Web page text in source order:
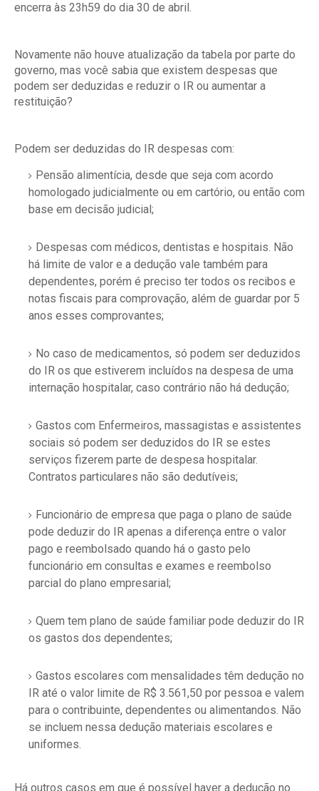
encerra às 23h59 do dia 30 de abril.
Novamente não houve atualização da tabela por parte do
governo, mas você sabia que existem despesas que
podem ser deduzidas e reduzir o IR ou aumentar a
restituição?
Podem ser deduzidas do IR despesas com:
Pensão alimentícia, desde que seja com acordo
homologado judicialmente ou em cartório, ou então com
base em decisão judicial;
Despesas com médicos, dentistas e hospitais. Não
há limite de valor e a dedução vale também para
dependentes, porém é preciso ter todos os recibos e
notas fiscais para comprovação, além de guardar por 5
anos esses comprovantes;
No caso de medicamentos, só podem ser deduzidos
do IR os que estiverem incluídos na despesa de uma
internação hospitalar, caso contrário não há dedução;
Gastos com Enfermeiros, massagistas e assistentes
sociais só podem ser deduzidos do IR se estes
serviços fizerem parte de despesa hospitalar.
Contratos particulares não são dedutíveis;
Funcionário de empresa que paga o plano de saúde
pode deduzir do IR apenas a diferença entre o valor
pago e reembolsado quando há o gasto pelo
funcionário em consultas e exames e reembolso
parcial do plano empresarial;
Quem tem plano de saúde familiar pode deduzir do IR
os gastos dos dependentes;
Gastos escolares com mensalidades têm dedução no
IR até o valor limite de R$ 3.561,50 por pessoa e valem
para o contribuinte, dependentes ou alimentandos. Não
se incluem nessa dedução materiais escolares e
uniformes.
Há outros casos em que é possível haver a dedução no